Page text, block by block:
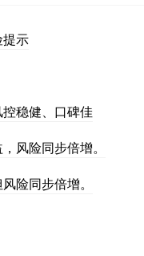
示
稳健、口碑佳
风险同步倍增。
险同步倍增。